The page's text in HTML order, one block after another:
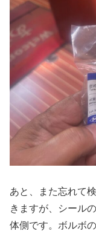
あと、また忘れて
きますが、シール
体側です。ボルボ